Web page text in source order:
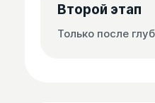
Второй этап
Только после